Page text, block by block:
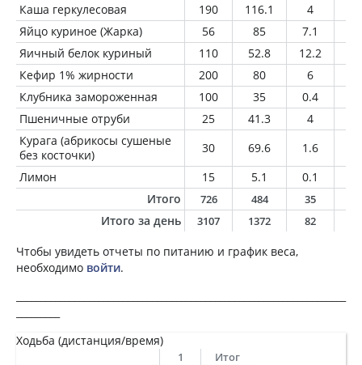
Каша геркулесовая 190 116.1 4
Яйцо куриное (Жарка)
56 85 7.1
Яичный белок куриный
110 52.8 12.2
Кефир 1% жирности
200 80 6
Клубника замороженная
100 35 0.4
Пшеничные отруби
25 41.3 4
Курага (абрикосы сушеные
без косточки)
30 69.6 1.6
Лимон
15 5.1 0.1
Итого
726 484 35
Итого за день 3107 1372 82
Чтобы увидеть отчеты по питанию и график веса,
необходимо войти.
Ходьба (дистанция/время)
1 Итог